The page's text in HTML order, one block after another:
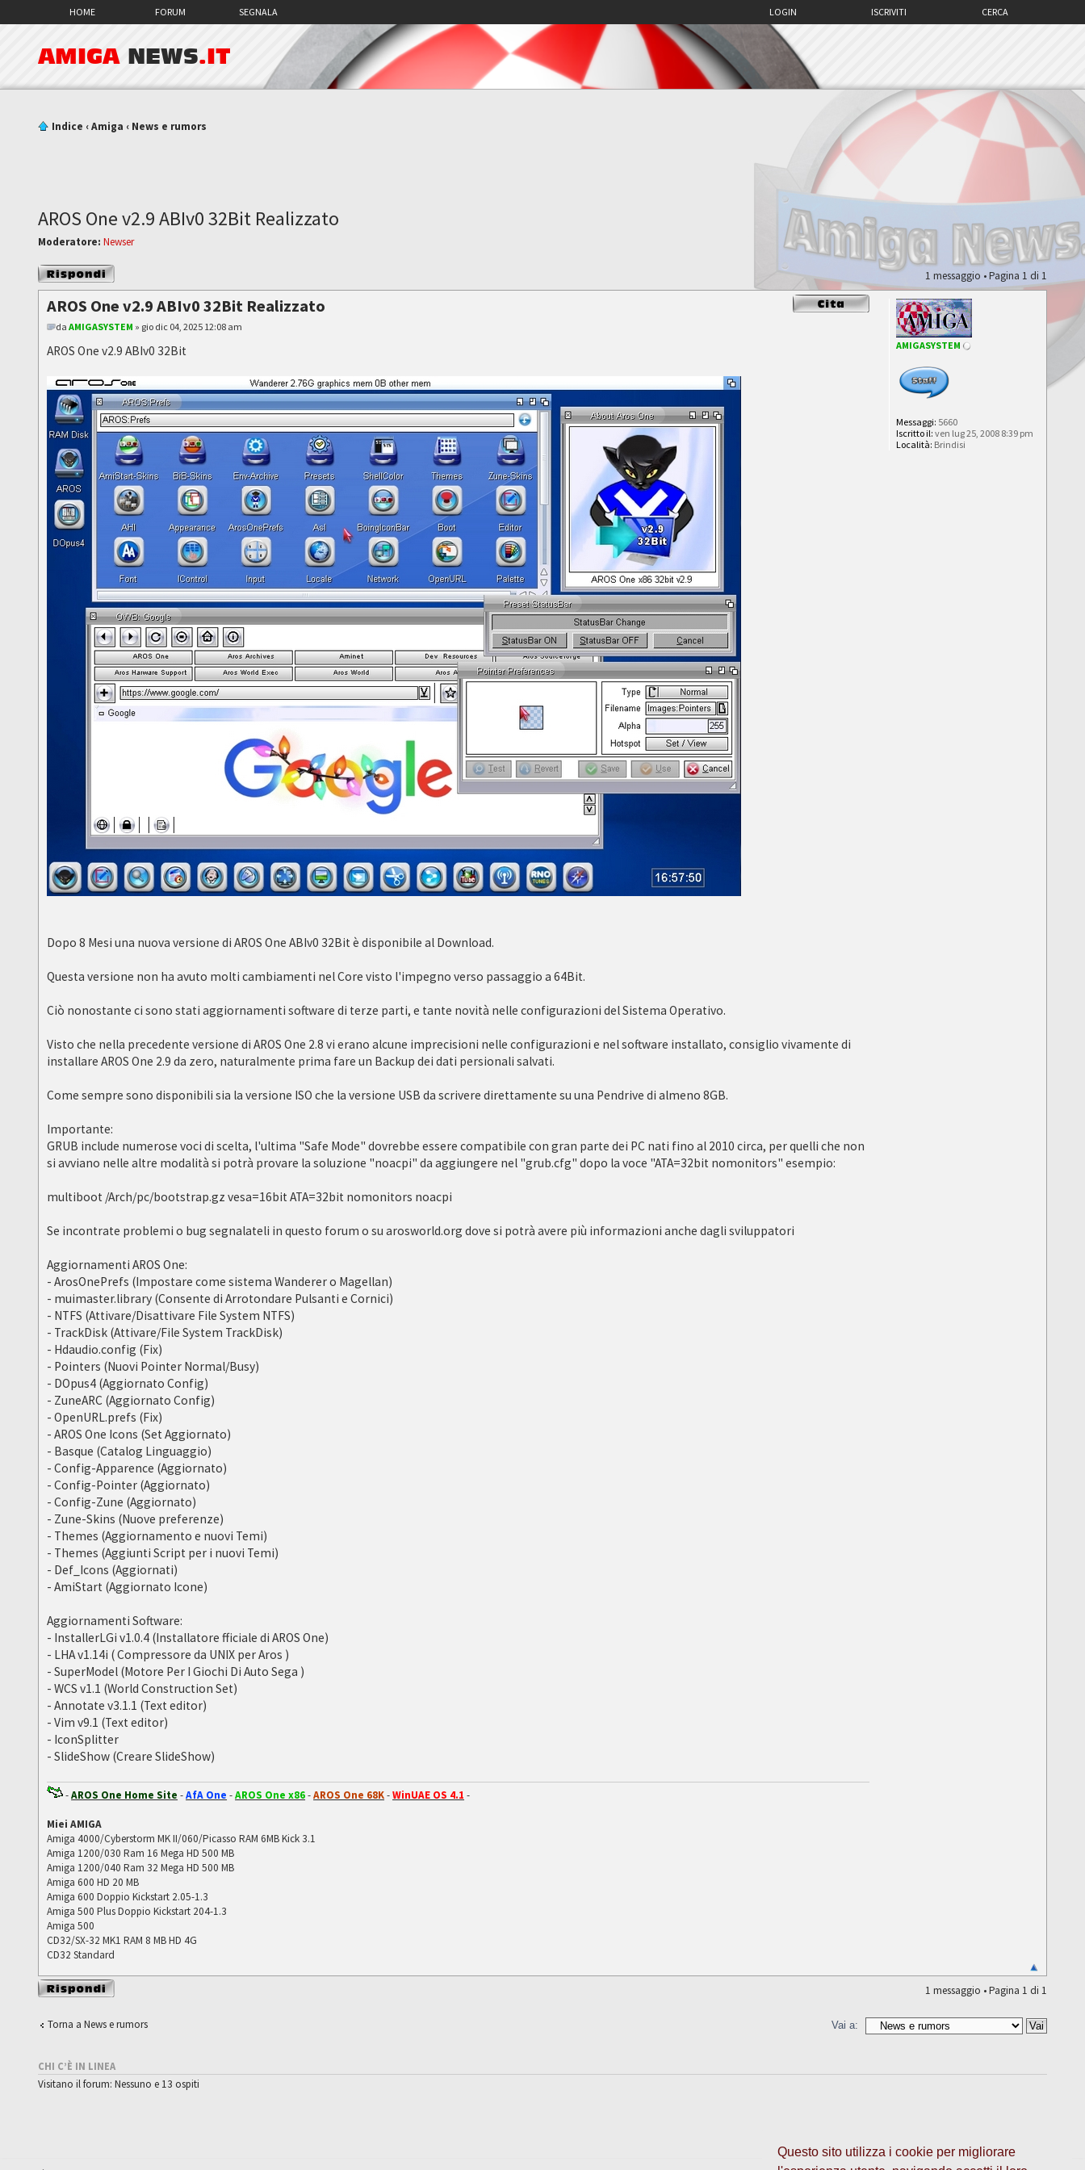
Questo sito utilizza i cookie per migliorare
HOME FORUM SEGNALA CERCA
ISCRIVITI
LOGIN
AMIGA NEWS.IT
Indice ‹Amiga ‹ News e rumors
AROS One v2.9 ABIv0 32Bit Realizzato
Moderatore: Newser
Rispondi al
messaggio
1 messaggio • Pagina 1 di 1
AROS One v2.9 ABIv0 32Bit Realizzato
daAMIGASYSTEM » gio dic 04, 2025 12:08 am
AROS One v2.9 ABIv0 32Bit
Dopo 8 Mesi una nuova versione di AROS One ABIv0 32Bit è disponibile al Download.
Questa versione non ha avuto molti cambiamenti nel Core visto l'impegno verso passaggio a 64Bit.
Ciò nonostante ci sono stati aggiornamenti software di terze parti, e tante novità nelle configurazioni del Sistema Operativo.
Visto che nella precedente versione di AROS One 2.8 vi erano alcune imprecisioni nelle configurazioni e nel software installato, consiglio vivamente di
installare AROS One 2.9 da zero, naturalmente prima fare un Backup dei dati persionali salvati.
Come sempre sono disponibili sia la versione ISO che la versione USB da scrivere direttamente su una Pendrive di almeno 8GB.
Importante:
GRUB include numerose voci di scelta, l'ultima "Safe Mode" dovrebbe essere compatibile con gran parte dei PC nati fino al 2010 circa, per quelli che non
si avviano nelle altre modalità si potrà provare la soluzione "noacpi" da aggiungere nel "grub.cfg" dopo la voce "ATA=32bit nomonitors" esempio:
multiboot /Arch/pc/bootstrap.gz vesa=16bit ATA=32bit nomonitors noacpi
Se incontrate problemi o bug segnalateli in questo forum o su arosworld.org dove si potrà avere più informazioni anche dagli sviluppatori
Aggiornamenti AROS One:
- ArosOnePrefs (Impostare come sistema Wanderer o Magellan)
- muimaster.library (Consente di Arrotondare Pulsanti e Cornici)
- NTFS (Attivare/Disattivare File System NTFS)
- TrackDisk (Attivare/File System TrackDisk)
- Hdaudio.config (Fix)
- Pointers (Nuovi Pointer Normal/Busy)
- DOpus4 (Aggiornato Config)
- ZuneARC (Aggiornato Config)
- OpenURL.prefs (Fix)
- AROS One Icons (Set Aggiornato)
- Basque (Catalog Linguaggio)
- Config-Apparence (Aggiornato)
- Config-Pointer (Aggiornato)
- Config-Zune (Aggiornato)
- Zune-Skins (Nuove preferenze)
- Themes (Aggiornamento e nuovi Temi)
- Themes (Aggiunti Script per i nuovi Temi)
- Def_Icons (Aggiornati)
- AmiStart (Aggiornato Icone)
Aggiornamenti Software:
- InstallerLGi v1.0.4 (Installatore fficiale di AROS One)
- LHA v1.14i ( Compressore da UNIX per Aros )
- SuperModel (Motore Per I Giochi Di Auto Sega )
- WCS v1.1 (World Construction Set)
- Annotate v3.1.1 (Text editor)
- Vim v9.1 (Text editor)
- IconSplitter
- SlideShow (Creare SlideShow)
-AROS One Home Site -AfA One -AROS One x86-AROS One 68K-WinUAE OS 4.1 -
Miei AMIGA
Amiga 4000/Cyberstorm MK II/060/Picasso RAM 6MB Kick 3.1
Amiga 1200/030 Ram 16 Mega HD 500 MB
Amiga 1200/040 Ram 32 Mega HD 500 MB
Amiga 600 HD 20 MB
Amiga 600 Doppio Kickstart 2.05-1.3
Amiga 500 Plus Doppio Kickstart 204-1.3
Amiga 500
CD32/SX-32 MK1 RAM 8 MB HD 4G
CD32 Standard
AMIGASYSTEM
Messaggi: 5660
Iscritto il: ven lug 25, 2008 8:39 pm
Località: Brindisi
Rispondi al
messaggio
1 messaggio • Pagina 1 di 1
Torna a News e rumors Vai a:
CHI C’È IN LINEA
Visitano il forum: Nessuno e 13 ospiti